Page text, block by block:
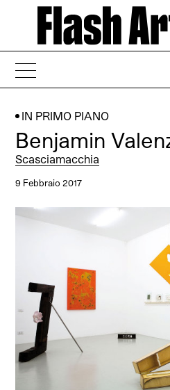
IN PRIMO PIANO
Benjamin
Scasciamacchia
9 Febbraio 2017